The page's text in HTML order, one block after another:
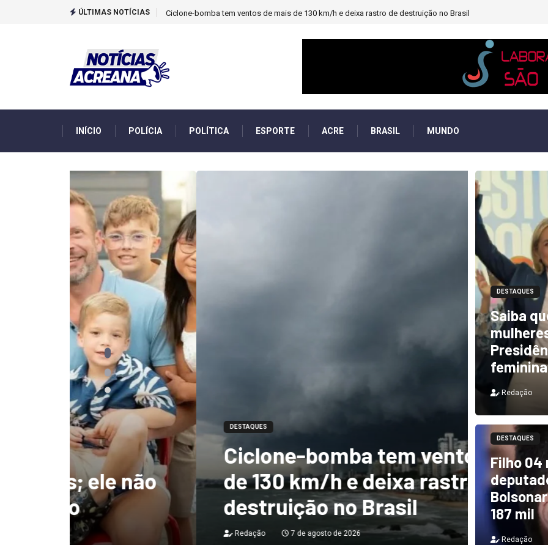
ÚLTIMAS NOTÍCIAS TCU identificou desvios de dinheiro e PF investigará emendas Pix
INÍCIO POLÍCIA POLÍTICA ESPORTE ACRE BRASIL MUNDO
DESTAQUES
Ciclone-bomba tem ventos de mais
de 130 km/h e deixa rastro de
destruição no Brasil
7 de agosto de 2026
TCU
e PF
DESTAQUES
Saiba
Redação
DESTAQUES
Filho 04
187 mil
Redação